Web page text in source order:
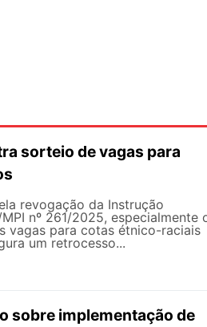
sorteio de vagas para
revogação da Instrução
nº 261/2025, especialmente
vagas para cotas étnico-raciais
um retrocesso...
sobre implementação de